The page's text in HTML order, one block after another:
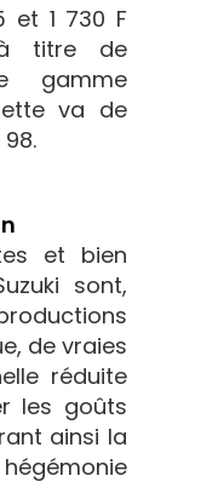
et 1 730 F
titre de
gamme
va de
et bien
sont,
de vraies
réduite
les goûts
ainsi la